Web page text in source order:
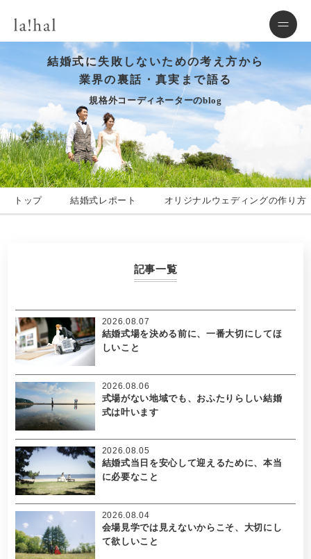
結婚式に失敗しないための考え方から
業界の裏話・真実まで語る
規格外コーディネーターのblog
トップ 結婚式レポート オリジナルウェディングの作り方
記事一覧
結婚式場を決める前に、一番大切にしてほ
しいこと
2026.08.07
式場がない地域でも、おふたりらしい結婚
式は叶います
2026.08.06
結婚式当日を安心して迎えるために、本当
に必要なこと
2026.08.05
会場見学では見えないからこそ、大切にし
て欲しいこと
2026.08.04